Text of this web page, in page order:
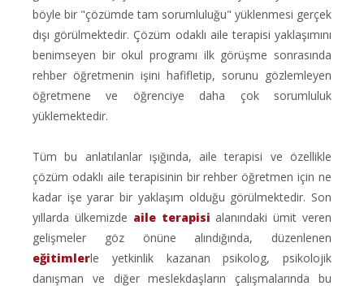
böyle bir "çözümde tam sorumluluğu" yüklenmesi gerçek
dışı görülmektedir. Çözüm odaklı aile terapisi yaklaşımını
benimseyen bir okul programı ilk görüşme sonrasında
rehber öğretmenin işini hafifletip, sorunu gözlemleyen
öğretmene ve öğrenciye daha çok sorumluluk
yüklemektedir.
Tüm bu anlatılanlar ışığında, aile terapisi ve özellikle
çözüm odaklı aile terapisinin bir rehber öğretmen için ne
kadar işe yarar bir yaklaşım olduğu görülmektedir. Son
yıllarda ülkemizde aile terapisi alanındaki ümit veren
gelişmeler göz önüne alındığında, düzenlenen
eğitimlerle yetkinlik kazanan psikolog, psikolojik
danışman ve diğer meslekdaşların çalışmalarında bu